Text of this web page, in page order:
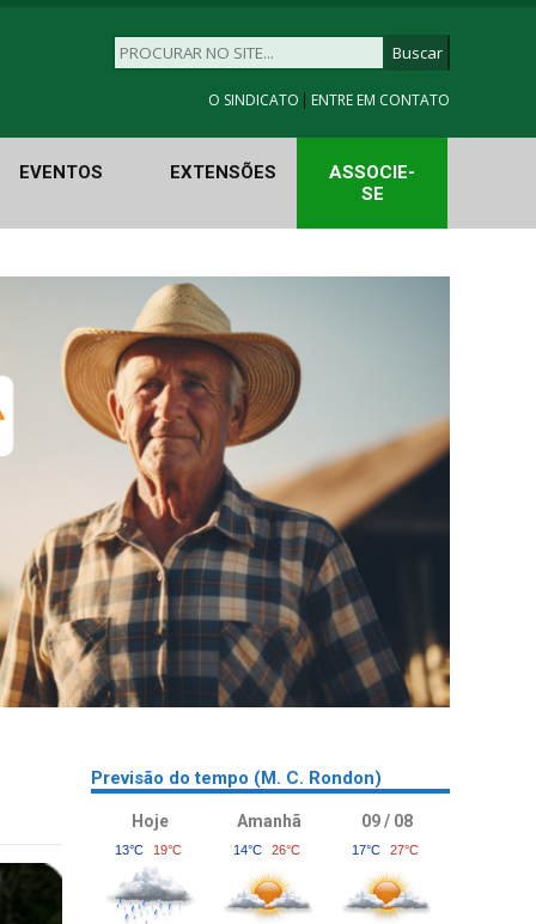
O SINDICATO | ENTRE EM CONTATO
EVENTOS EXTENSÕES
ASSOCIE-
SE
Previsão do tempo (M. C. Rondon)
Hoje
13°C 19°C
Amanhã
14°C 26°C
09 / 08
17°C 27°C